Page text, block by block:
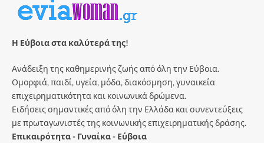
Η Εύβοια στα καλύτερά της!
Ανάδειξη της καθημερινής ζωής από όλη την Εύβοια.
Ομορφιά, παιδί, υγεία, μόδα, διακόσμηση, γυναικεία
επιχειρηματικότητα και κοινωνικά δρώμενα.
Ειδήσεις σημαντικές από όλη την Ελλάδα και συνεντεύξεις
με πρωταγωνιστές της κοινωνικής επιχειρηματικής δράσης.
Επικαιρότητα - Γυναίκα - Εύβοια